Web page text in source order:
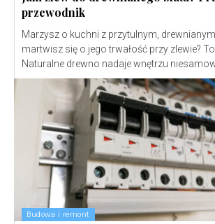
przewodnik
Marzysz o kuchni z przytulnym,
martwisz się o jego trwałość przy zlewie?
Naturalne drewno nadaje wnętrzu
Budowa i remont